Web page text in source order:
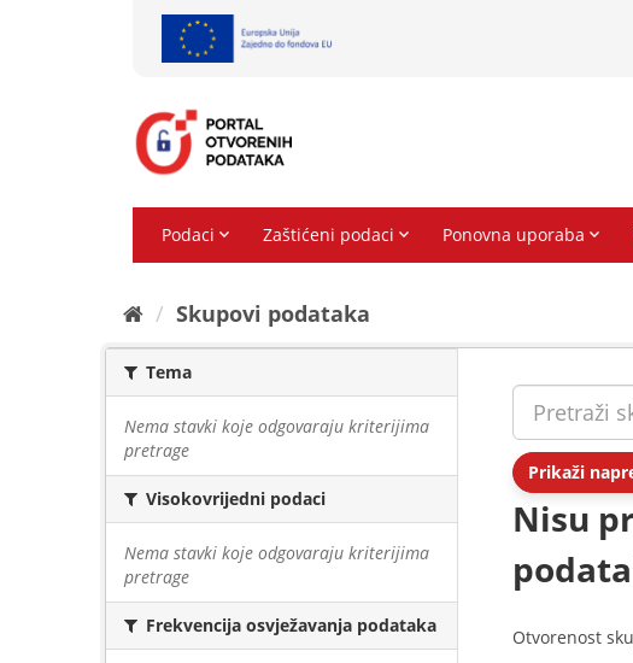
Skupovi podаtаkа
Tema
Nema stavki koje odgovaraju kriterijima
pretrage
Visokovrijedni podaci
Nema stavki koje odgovaraju kriterijima
pretrage
Frekvencija osvježavanja podataka
Prikaži
Nisu
Otvorenost